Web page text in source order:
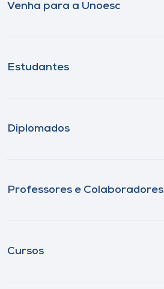
Venha para a Unoesc
Estudantes
Diplomados
Professores e Colaboradores
Cursos